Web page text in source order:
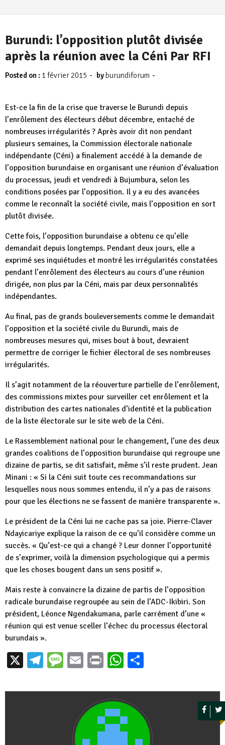
Burundi: l’opposition plutôt divisée
après la réunion avec la Céni Par RFI
Posted on : 1 février 2015 - by burundiforum -
Est-ce la fin de la crise que traverse le Burundi depuis
l’enrôlement des électeurs début décembre, entaché de
nombreuses irrégularités ? Après avoir dit non pendant
plusieurs semaines, la Commission électorale nationale
indépendante (Céni) a finalement accédé à la demande de
l’opposition burundaise en organisant une réunion d’évaluation
du processus, jeudi et vendredi à Bujumbura, selon les
conditions posées par l’opposition. Il y a eu des avancées
comme le reconnaît la société civile, mais l’opposition en sort
plutôt divisée.
Cette fois, l’opposition burundaise a obtenu ce qu’elle
demandait depuis longtemps. Pendant deux jours, elle a
exprimé ses inquiétudes et montré les irrégularités constatées
pendant l’enrôlement des électeurs au cours d’une réunion
dirigée, non plus par la Céni, mais par deux personnalités
indépendantes.
Au final, pas de grands bouleversements comme le demandait
l’opposition et la société civile du Burundi, mais de
nombreuses mesures qui, mises bout à bout, devraient
permettre de corriger le fichier électoral de ses nombreuses
irrégularités.
Il s’agit notamment de la réouverture partielle de l’enrôlement,
des commissions mixtes pour surveiller cet enrôlement et la
distribution des cartes nationales d’identité et la publication
de la liste électorale sur le site web de la Céni.
Le Rassemblement national pour le changement, l’une des deux
grandes coalitions de l’opposition burundaise qui regroupe une
dizaine de partis, se dit satisfait, même s’il reste prudent. Jean
Minani : « Si la Céni suit toute ces recommandations sur
lesquelles nous nous sommes entendu, il n’y a pas de raisons
pour que les élections ne se fassent de manière transparente ».
Le président de la Céni lui ne cache pas sa joie. Pierre-Claver
Ndayicariye explique la raison de ce qu’il considère comme un
succès. « Qu’est-ce qui a changé ? Leur donner l’opportunité
de s’exprimer, voilà la dimension psychologique qui a permis
que les choses bougent dans un sens positif ».
Mais reste à convaincre la dizaine de partis de l’opposition
radicale burundaise regroupée au sein de l’ADC-Ikibiri. Son
président, Léonce Ngendakumana, parle carrément d’une «
réunion qui est venue sceller l’échec du processus électoral
burundais ».
X Telegram
Message
EmailPrintWhatsApp